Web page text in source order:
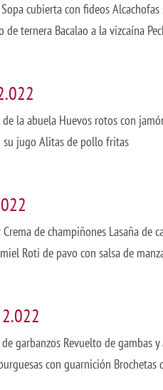
cubierta con fideos
de ternera Bacalao a la vizcaína
la abuela Huevos rotos con
su jugo Alitas de pollo fritas
de champiñones Lasaña de
Roti de pavo con salsa de
garbanzos Revuelto de gambas
con guarnición Brochetas